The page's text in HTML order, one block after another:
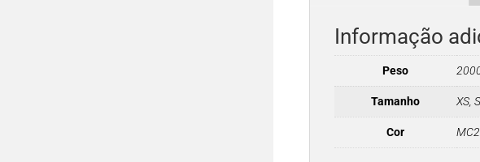
Informação
Peso
Tamanho XS,
Cor MC2